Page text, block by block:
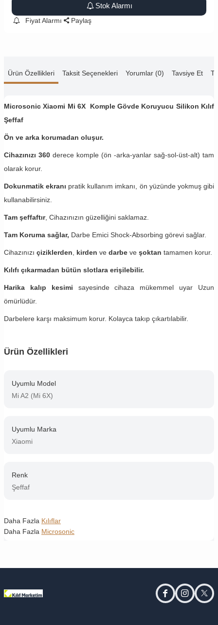
Stok Alarmı
Fiyat Alarmı Paylaş
Ürün Özellikleri Taksit Seçenekleri Yorumlar (0) Tavsiye Et
Microsonic Xiaomi Mi 6XKomple Gövde Koruyucu Silikon Kılıf
Şeffaf
Ön ve arka korumadan oluşur.
Cihazınızı 360 derece komple (ön -arka-yanlar sağ-sol-üst-alt) tam
olarak korur.
Dokunmatik ekranı pratik kullanım imkanı, ön yüzünde yokmuş gibi
kullanabilirsiniz.
Tam şeffaftır, Cihazınızın güzelliğini saklamaz.
Tam Koruma sağlar, Darbe Emici Shock-Absorbing görevi sağlar.
Cihazınızı çiziklerden kirden ve darbe ve şoktan tamamen korur.
Kılıfı çıkarmadan bütün slotlara erişilebilir.
Harika kalıp kesimi sayesinde cihaza mükemmel uyar Uzun
ömürlüdür.
Darbelere karşı maksimum korur. Kolayca takıp çıkartılabilir.
Ürün Özellikleri
Uyumlu Model
Mi A2 (Mi 6X)
Uyumlu Marka
Xiaomi
Renk
Şeffaf
Daha Fazla Kılıflar
Daha Fazla Microsonic
facebookinstagram